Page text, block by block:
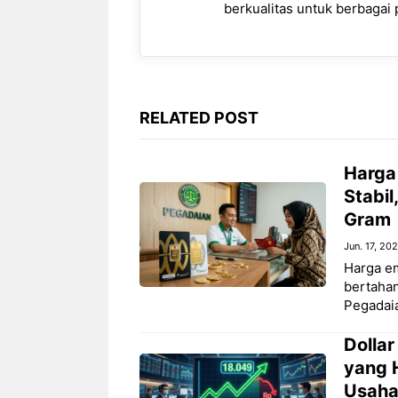
me k
berkualitas untuk berbagai
RELATED POST
Gram
Jun. 17,
Harga
yang